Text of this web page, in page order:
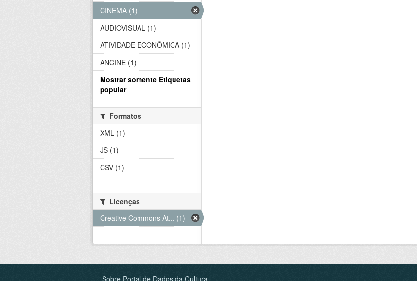
CINEMA (1)
AUDIOVISUAL (1)
ATIVIDADE ECONÔMICA (1)
ANCINE (1)
Mostrar somente Etiquetas
popular
Formatos
XML (1)
JS (1)
CSV (1)
Licenças
Creative Commons At... (1)
Sobre Portal de Dados da Cultura